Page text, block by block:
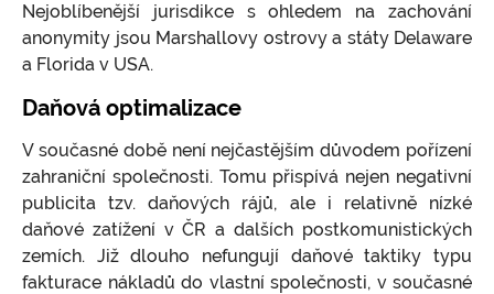
Nejoblíbenější jurisdikce s ohledem na zachování
anonymity jsou Marshallovy ostrovy a státy Delaware
a Florida v USA.
Daňová optimalizace
V současné době není nejčastějším důvodem pořízení
zahraniční společnosti. Tomu přispívá nejen negativní
publicita tzv. daňových rájů, ale i relativně nízké
daňové zatížení v ČR a dalších postkomunistických
zemích. Již dlouho nefungují daňové taktiky typu
fakturace nákladů do vlastní společnosti, v současné